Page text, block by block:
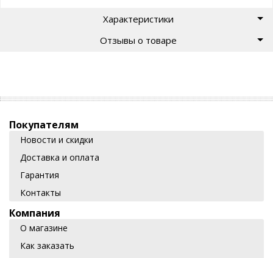
Характеристики
Отзывы о товаре
Покупателям
Новости и скидки
Доставка и оплата
Гарантия
Контакты
Компания
О магазине
Как заказать